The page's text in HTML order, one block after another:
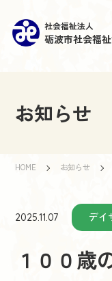
社会福祉法人
砺波市社会福
お知らせ
HOME お知らせ
2025.11.07 デイ
１００歳